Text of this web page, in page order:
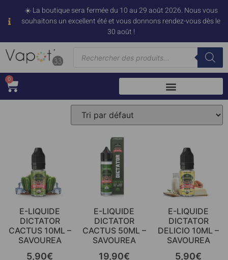
☀️ La boutique sera fermée du 10 au 29 août 2026. Nous vous
souhaitons un excellent été et vous donnons rendez-vous dès le
30 août !
0
E-LIQUIDE
DICTATOR
CACTUS 10ML –
SAVOUREA
5,90€
E-LIQUIDE
DICTATOR
CACTUS 50ML –
SAVOUREA
19,90€
E-LIQUIDE
DICTATOR
DELICIO 10ML –
SAVOUREA
5,90€